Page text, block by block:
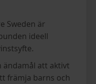
Sweden är
ideell
ändamål att aktivt
främja barns och